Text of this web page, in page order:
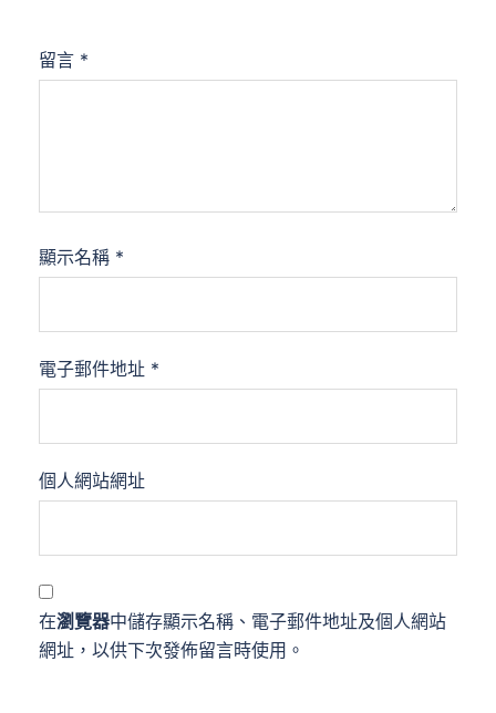
留言 *
顯示名稱 *
電子郵件地址 *
個人網站網址
在瀏覽器中儲存顯示名稱、電子郵件地址及個人網站
網址，以供下次發佈留言時使用。